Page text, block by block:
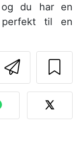
du har en
til en
Send
af denne